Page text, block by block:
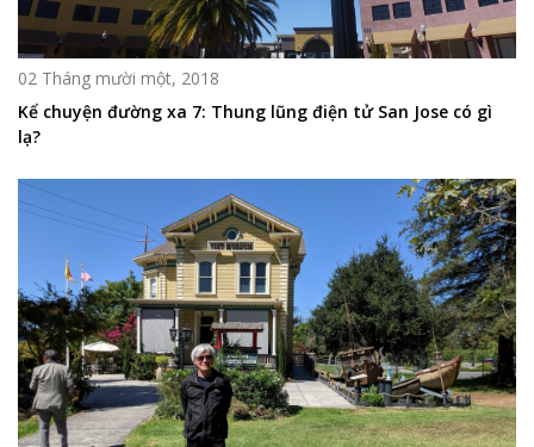
02 Tháng mười một, 2018
Kể chuyện đường xa 7: Thung lũng điện tử San Jose có gì
lạ?